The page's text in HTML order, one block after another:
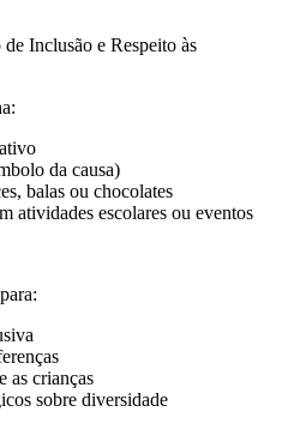
Inclusão e Respeito às
da causa)
balas ou chocolates
atividades escolares ou eventos
as crianças
sobre diversidade